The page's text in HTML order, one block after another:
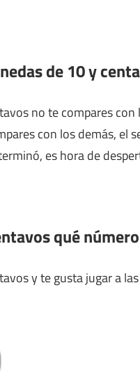
de 10 y
no te compares
con los demás, el
es hora de
qué
y te gusta jugar a